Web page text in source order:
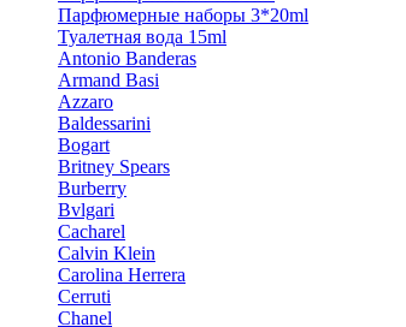
Парфюмерные наборы 3*20ml
Туалетная вода 15ml
Antonio Banderas
Armand Basi
Azzaro
Baldessarini
Bogart
Britney Spears
Burberry
Bvlgari
Cacharel
Calvin Klein
Carolina Herrera
Cerruti
Chanel